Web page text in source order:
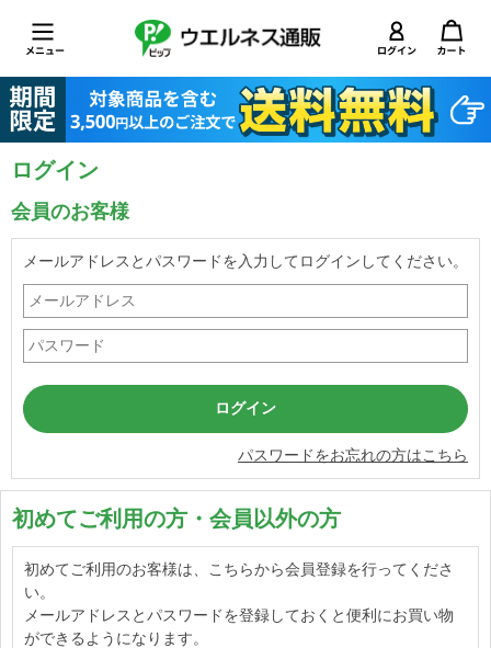
ログイン
会員のお客様
メールアドレスとパスワードを入力してログインしてください。
パスワードをお忘れの方はこちら
初めてご利用の方・会員以外の方
初めてご利用のお客様は、こちらから会員登録を行ってくださ
い。
メールアドレスとパスワードを登録しておくと便利にお買い物
ができるようになります。